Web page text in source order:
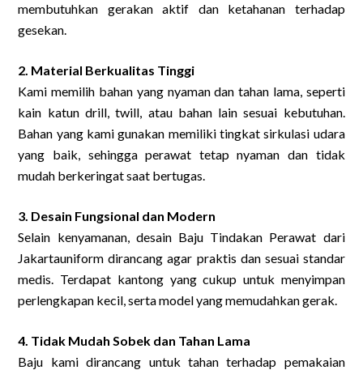
membutuhkan gerakan aktif dan ketahanan terhadap
gesekan.
2. Material Berkualitas Tinggi
Kami memilih bahan yang nyaman dan tahan lama, seperti
kain katun drill, twill, atau bahan lain sesuai kebutuhan.
Bahan yang kami gunakan memiliki tingkat sirkulasi udara
yang baik, sehingga perawat tetap nyaman dan tidak
mudah berkeringat saat bertugas.
3. Desain Fungsional dan Modern
Selain kenyamanan, desain Baju Tindakan Perawat dari
Jakartauniform dirancang agar praktis dan sesuai standar
medis. Terdapat kantong yang cukup untuk menyimpan
perlengkapan kecil, serta model yang memudahkan gerak.
4. Tidak Mudah Sobek dan Tahan Lama
Baju kami dirancang untuk tahan terhadap pemakaian